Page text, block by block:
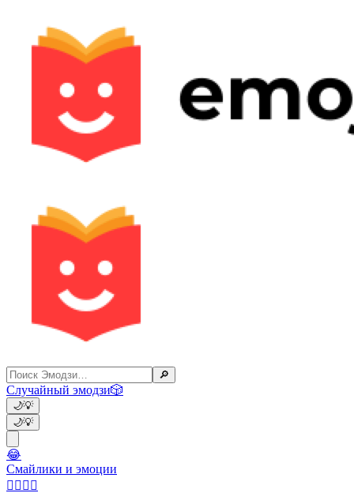
🔎
Случайный эмодзи🎲
🌙💡
🌙💡
😂
Смайлики и эмоции
👩‍❤️‍💋‍👨